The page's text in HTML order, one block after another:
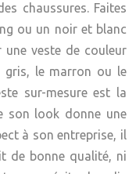
chaussures. Faites
ou un noir et blanc
veste de couleur
gris, le marron ou le
sur-mesure est la
son look donne une
à son entreprise, il
de bonne qualité, ni